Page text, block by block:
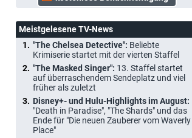
Meistgelesene TV-News
"The Chelsea Detective": Beliebte
Krimiserie startet mit der vierten Staffel
"The Masked Singer": 13. Staffel startet
auf überraschendem Sendeplatz und viel
früher als zuletzt
Disney+- und Hulu-Highlights im August:
"Death in Paradise", "The Shards" und das
Ende für "Die neuen Zauberer vom Waverly
Place"